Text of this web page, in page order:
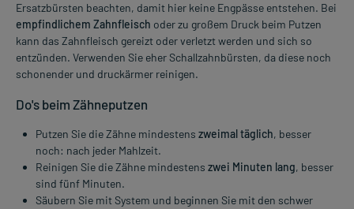
Ersatzbürsten beachten, damit hier keine Engpässe entstehen. Bei
empfindlichem Zahnfleisch oder zu großem Druck beim Putzen
kann das Zahnfleisch gereizt oder verletzt werden und sich so
entzünden. Verwenden Sie eher Schallzahnbürsten, da diese noch
schonender und druckärmer reinigen.
Do's beim Zähneputzen
Putzen Sie die Zähne mindestens zweimal täglich, besser
noch: nach jeder Mahlzeit.
Reinigen Sie die Zähne mindestens zwei Minuten lang, besser
sind fünf Minuten.
Säubern Sie mit System und beginnen Sie mit den schwer